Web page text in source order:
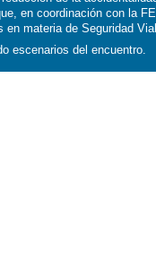
en coordinación con la
en materia de Seguridad
escenarios del encuentro.